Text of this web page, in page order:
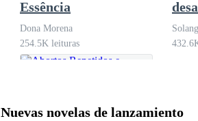
Essência
Dona Morena
254.5K leituras
ao
de
Nuevas novelas de lanzamiento